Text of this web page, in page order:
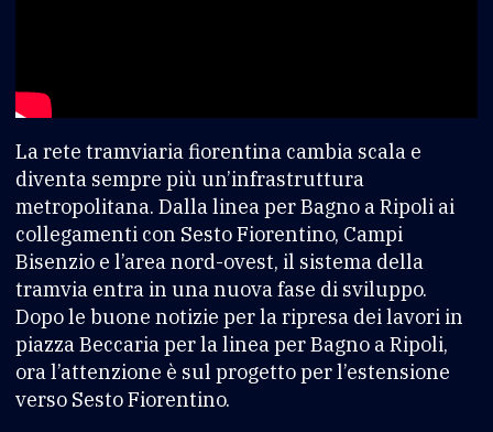
La rete tramviaria fiorentina cambia scala e
diventa sempre più un’infrastruttura
metropolitana. Dalla linea per Bagno a Ripoli ai
collegamenti con Sesto Fiorentino, Campi
Bisenzio e l’area nord-ovest, il sistema della
tramvia entra in una nuova fase di sviluppo.
Dopo le buone notizie per la ripresa dei lavori in
piazza Beccaria per la linea per Bagno a Ripoli,
ora l’attenzione è sul progetto per l’estensione
verso Sesto Fiorentino.